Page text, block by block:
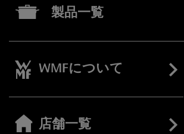
製品一覧
WMFについて
店舗一覧